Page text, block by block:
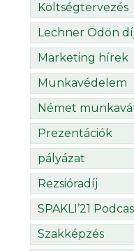
Költségtervezés
Lechner Ödön
Marketing hírek
Munkavédelem
Német
Prezentációk
pályázat
Rezsióradíj
SPAKLI’21
Szakképzés